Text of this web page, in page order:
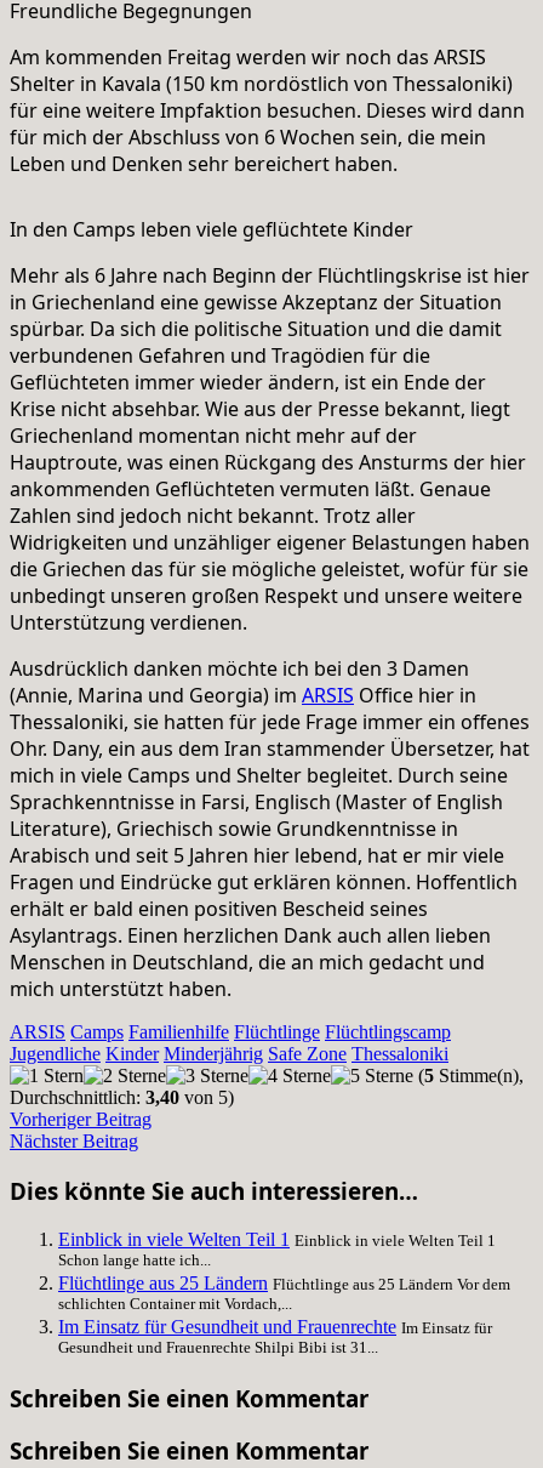
Freundliche Begegnungen
Am kommenden Freitag werden wir noch das ARSIS
Shelter in Kavala (150 km nordöstlich von Thessaloniki)
für eine weitere Impfaktion besuchen. Dieses wird dann
für mich der Abschluss von 6 Wochen sein, die mein
Leben und Denken sehr bereichert haben.
In den Camps leben viele geflüchtete Kinder
Mehr als 6 Jahre nach Beginn der Flüchtlingskrise ist hier
in Griechenland eine gewisse Akzeptanz der Situation
spürbar. Da sich die politische Situation und die damit
verbundenen Gefahren und Tragödien für die
Geflüchteten immer wieder ändern, ist ein Ende der
Krise nicht absehbar. Wie aus der Presse bekannt, liegt
Griechenland momentan nicht mehr auf der
Hauptroute, was einen Rückgang des Ansturms der hier
ankommenden Geflüchteten vermuten läßt. Genaue
Zahlen sind jedoch nicht bekannt. Trotz aller
Widrigkeiten und unzähliger eigener Belastungen haben
die Griechen das für sie mögliche geleistet, wofür für sie
unbedingt unseren großen Respekt und unsere weitere
Unterstützung verdienen.
Ausdrücklich danken möchte ich bei den 3 Damen
(Annie, Marina und Georgia) im ARSIS Office hier in
Thessaloniki, sie hatten für jede Frage immer ein offenes
Ohr. Dany, ein aus dem Iran stammender Übersetzer, hat
mich in viele Camps und Shelter begleitet. Durch seine
Sprachkenntnisse in Farsi, Englisch (Master of English
Literature), Griechisch sowie Grundkenntnisse in
Arabisch und seit 5 Jahren hier lebend, hat er mir viele
Fragen und Eindrücke gut erklären können. Hoffentlich
erhält er bald einen positiven Bescheid seines
Asylantrags. Einen herzlichen Dank auch allen lieben
Menschen in Deutschland, die an mich gedacht und
mich unterstützt haben.
ARSIS Camps Familienhilfe Flüchtlinge Flüchtlingscamp
Jugendliche Kinder Minderjährig Safe Zone Thessaloniki
(5 Stimme(n),
Durchschnittlich: 3,40 von 5)
Vorheriger Beitrag
Nächster Beitrag
Dies könnte Sie auch interessieren…
Einblick in viele Welten Teil 1 Einblick in viele Welten Teil 1
Schon lange hatte ich...
Flüchtlinge aus 25 Ländern Flüchtlinge aus 25 Ländern Vor dem
schlichten Container mit Vordach,...
Im Einsatz für Gesundheit und Frauenrechte Im Einsatz für
Gesundheit und Frauenrechte Shilpi Bibi ist 31...
Schreiben Sie einen Kommentar
Schreiben Sie einen Kommentar